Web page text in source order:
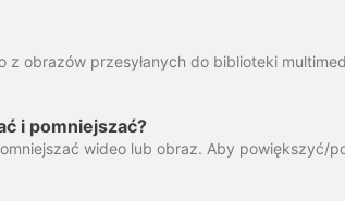
i pomniejszać?